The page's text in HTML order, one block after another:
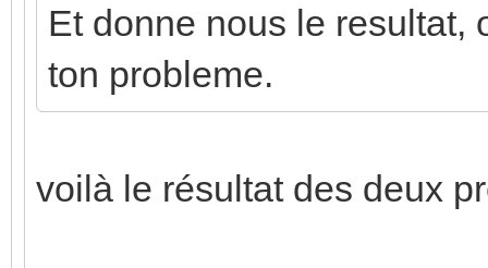
Et donne nous le resultat,
ton probleme.
voilà le résultat des deux